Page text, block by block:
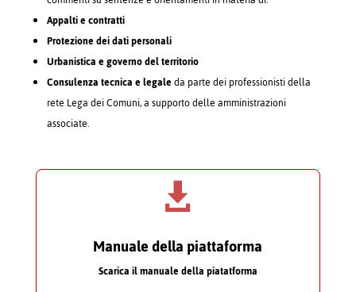
Appalti e contratti
Protezione dei dati personali
Urbanistica e governo del territorio
Consulenza tecnica e legaleda parte dei professionisti della
rete Lega dei Comuni, a supporto delle amministrazioni
associate.

Manuale della piattaforma
Scarica il manuale della piatatforma